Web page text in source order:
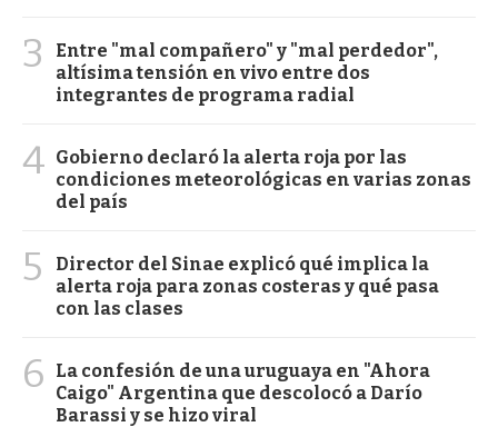
3
Entre "mal compañero" y "mal perdedor",
altísima tensión en vivo entre dos
integrantes de programa radial
4 Gobierno declaró la alerta roja por las
condiciones meteorológicas en varias zonas
del país
5
Director del Sinae explicó qué implica la
alerta roja para zonas costeras y qué pasa
con las clases
6
La confesión de una uruguaya en "Ahora
Caigo" Argentina que descolocó a Darío
Barassi y se hizo viral